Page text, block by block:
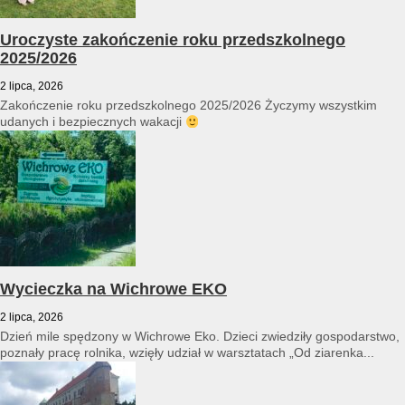
Uroczyste zakończenie roku przedszkolnego
2025/2026
2 lipca, 2026
Zakończenie roku przedszkolnego 2025/2026 Życzymy wszystkim
udanych i bezpiecznych wakacji
Wycieczka na Wichrowe EKO
2 lipca, 2026
Dzień mile spędzony w Wichrowe Eko. Dzieci zwiedziły gospodarstwo,
poznały pracę rolnika, wzięły udział w warsztatach „Od ziarenka...